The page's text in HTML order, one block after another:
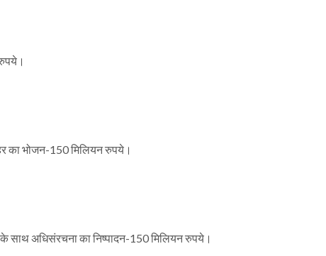
का भोजन-150 मिलियन रुपये।
साथ अधिसंरचना का निष्पादन-150 मिलियन रुपये।